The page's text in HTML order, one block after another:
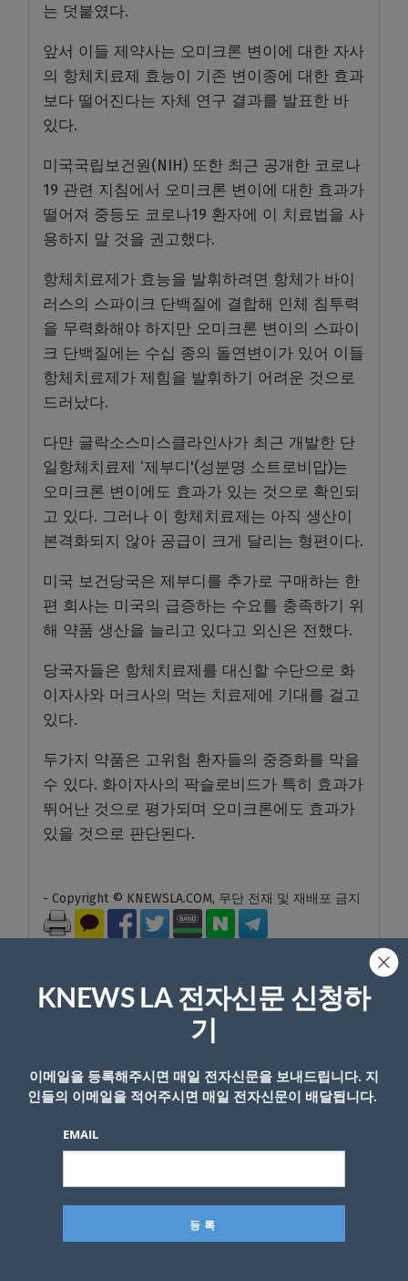
는 덧붙였다.
앞서 이들 제약사는 오미크론 변이에 대한 자사
의 항체치료제 효능이 기존 변이종에 대한 효과
보다 떨어진다는 자체 연구 결과를 발표한 바
있다.
미국국립보건원(NIH) 또한 최근 공개한 코로나
19 관련 지침에서 오미크론 변이에 대한 효과가
떨어져 중등도 코로나19 환자에 이 치료법을 사
용하지 말 것을 권고했다.
항체치료제가 효능을 발휘하려면 항체가 바이
러스의 스파이크 단백질에 결합해 인체 침투력
을 무력화해야 하지만 오미크론 변이의 스파이
크 단백질에는 수십 종의 돌연변이가 있어 이들
항체치료제가 제힘을 발휘하기 어려운 것으로
드러났다.
다만 글락소스미스클라인사가 최근 개발한 단
일항체치료제 ‘제부디'(성분명 소트로비맙)는
오미크론 변이에도 효과가 있는 것으로 확인되
고 있다. 그러나 이 항체치료제는 아직 생산이
본격화되지 않아 공급이 크게 달리는 형편이다.
미국 보건당국은 제부디를 추가로 구매하는 한
편 회사는 미국의 급증하는 수요를 충족하기 위
해 약품 생산을 늘리고 있다고 외신은 전했다.
당국자들은 항체치료제를 대신할 수단으로 화
이자사와 머크사의 먹는 치료제에 기대를 걸고
있다.
두가지 약품은 고위험 환자들의 중증화를 막을
수 있다. 화이자사의 팍슬로비드가 특히 효과가
뛰어난 것으로 평가되며 오미크론에도 효과가
있을 것으로 판단된다.
- Copyright © KNEWSLA.COM, 무단 전재 및 재배포 금지
이메일 주소는 공개되지 않습니다. 필수 필드는*로 표시됩니
다
*
KNEWS LA 전자신문 신청하
기
이메일을 등록해주시면 매일 전자신문을 보내드립니다. 지
인들의 이메일을 적어주시면 매일 전자신문이 배달됩니다.
EMAIL